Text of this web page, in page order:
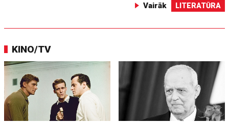
Vairāk LITERATŪRA
KINO/TV